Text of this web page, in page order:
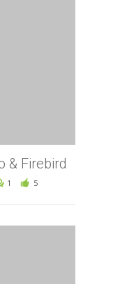
& Firebird
1 5